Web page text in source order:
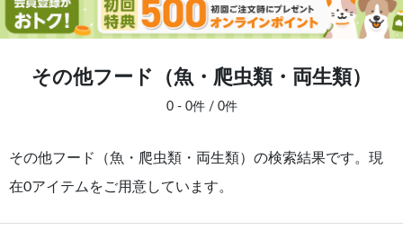
その他フード（魚・爬虫類・両生類）
0 - 0件 / 0件
その他フード（魚・爬虫類・両生類）の検索結果です。現
在0アイテムをご用意しています。